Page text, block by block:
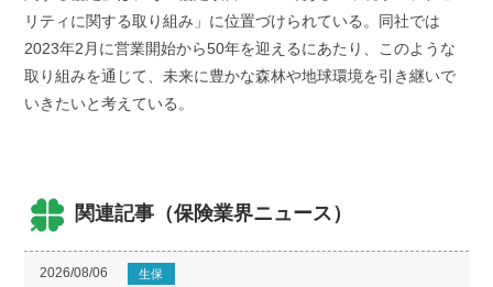
リティに関する取り組み」に位置づけられている。同社では
2023年2月に営業開始から50年を迎えるにあたり、このような
取り組みを通じて、未来に豊かな森林や地球環境を引き継いで
いきたいと考えている。
関連記事（保険業界ニュース）
2026/08/06 生保